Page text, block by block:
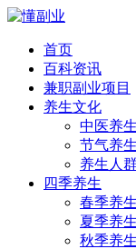
首页
百科资讯
兼职副业项目
养生文化
中医养生
节气养生
养生人
四季养生
春季养生
夏季养生
秋季养生